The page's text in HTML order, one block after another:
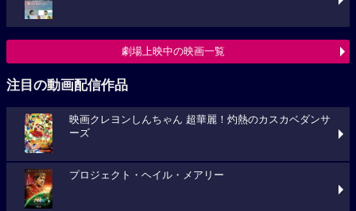
劇場上映中の映画一覧
注目の動画配信作品
映画クレヨンしんちゃん 超華麗！灼熱のカスカベダンサ
ーズ
プロジェクト・ヘイル・メアリー